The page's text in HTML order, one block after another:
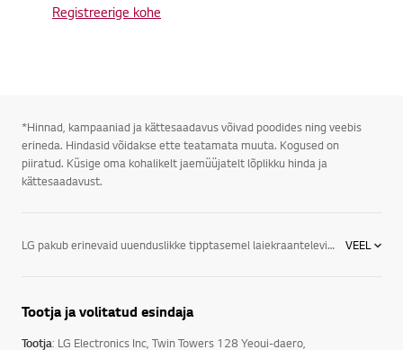
Registreerige kohe
*Hinnad, kampaaniad ja kättesaadavus võivad poodides ning veebis
erineda. Hindasid võidakse ette teatamata muuta. Kogused on
piiratud. Küsige oma kohalikelt jaemüüjatelt lõplikku hinda ja
kättesaadavust.
LG pakub erinevaid uuenduslikke tipptasemel laiekraanteleviisoreid, mis vastavad just teie vajadustele. Millist telerit osta, pole kindlasti enam probleemiks, kuna LG televiisorid on nii uuenduslikud ja head. Vaata järgmisi põhjuseid. Telerite võrdlus pole kunagi nii lihtne olnud.
OLED LG telerid: disaini eesmärk on pakkuda teile elutruusid värve ja rikkalikumat pilti. Avastage enda jaoks ekraan, mida saab näha selgelt peaaegu iga nurga alt. Valikus on telerid 32 tolli, 40 tolli jne. Paljude lemmikuks on osutunud just 40 tolline televiisor. Sellele järgneb 32 tolline televiisor ja 42 tolline teler. Teler 65 tolli on kasutuse leidnud paljudes kontorites - vaata ka sina, millist telerit eelistad.
VEEL
Tootja ja volitatud esindaja
Tootja: LG Electronics Inc, Twin Towers 128 Yeoui-daero,